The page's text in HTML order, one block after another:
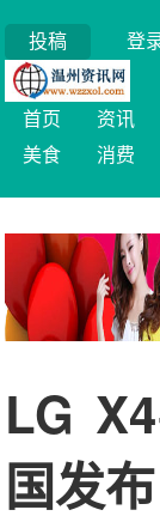
投稿 登
首页 资讯
美食
消费
LG
国发布